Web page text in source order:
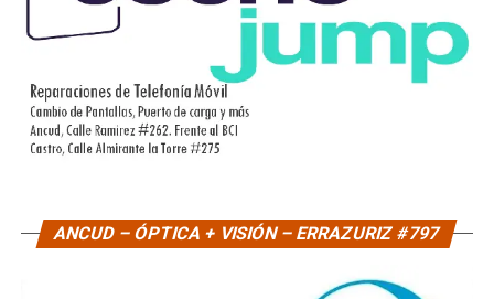
ANCUD – ÓPTICA + VISIÓN – ERRAZURIZ #797